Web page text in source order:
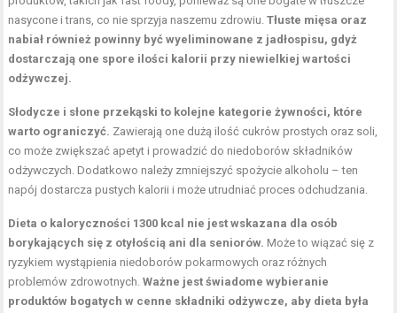
nasycone i trans, co nie sprzyja naszemu zdrowiu.Tłuste mięsa oraz
nabiał również powinny być wyeliminowane z jadłospisu, gdyż
dostarczają one spore ilości kalorii przy niewielkiej wartości
odżywczej.
Słodycze i słone przekąski to kolejne kategorie żywności, które
warto ograniczyć. Zawierają one dużą ilość cukrów prostych oraz soli,
co może zwiększać apetyt i prowadzić do niedoborów składników
odżywczych. Dodatkowo należy zmniejszyć spożycie alkoholu – ten
napój dostarcza pustych kalorii i może utrudniać proces odchudzania.
Dieta o kaloryczności 1300 kcal nie jest wskazana dla osób
borykających się z otyłością ani dla seniorów. Może to wiązać się z
ryzykiem wystąpienia niedoborów pokarmowych oraz różnych
problemów zdrowotnych.Ważne jest świadome wybieranie
produktów bogatych w cenne składniki odżywcze, aby dieta była